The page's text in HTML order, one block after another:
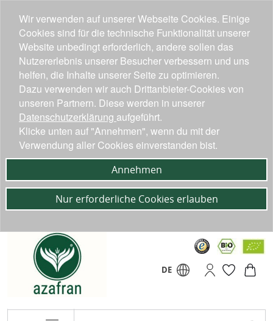
DE
Wir verwenden auf unserer Webseite Cookies. Einige
Cookies sind für die technische Funktionalität unserer
Website unbedingt erforderlich, andere sollen das
Nutzererlebnis unserer Besucher verbessern und uns
helfen, die Inhalte unserer Seite zu optimieren.
Dazu verwenden wir auch Drittanbieter-Cookies von
unseren Partnern. Diese werden in unserer
Datenschutzerklärung aufgeführt.
Klicke unten auf "Annehmen", wenn du mit der
Verwendung aller Cookies einverstanden bist.
Annehmen
Nur erforderliche Cookies erlauben